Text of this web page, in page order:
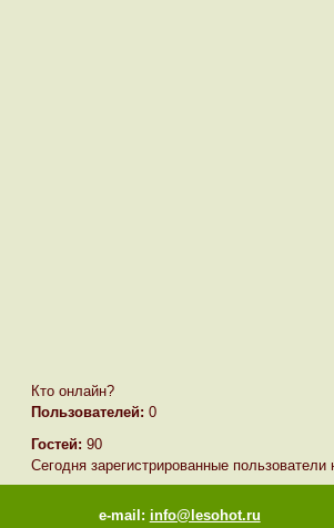
Кто онлайн?
Пользователей: 0
Гостей: 90
Сегодня зарегистрированные
e-mail: info@lesohot.ru